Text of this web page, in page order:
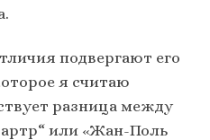
подвергают его
я считаю
разница между
или «Жан-Поль